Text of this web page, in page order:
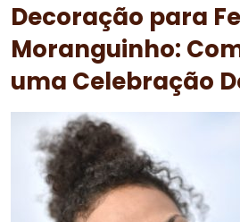
Decoração para
Moranguinho:
uma Celebração